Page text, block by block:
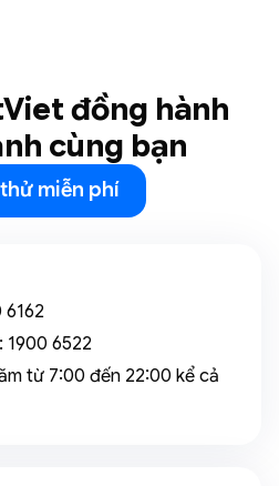
đồng hành
cùng bạn
miễn phí
6162
1900 6522
từ 7:00 đến 22:00 kể cả